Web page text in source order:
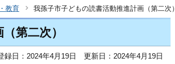
教育 我孫子市子どもの読書活動推進計画（第二次）
第二次）
録日：2024年4月19日 更新日：2024年4月19日